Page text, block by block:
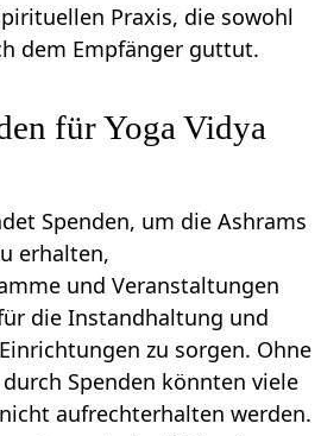
Praxis, die sowohl
dem Empfänger guttut.
für Yoga Vidya
Spenden, um die Ashrams
erhalten,
und Veranstaltungen
die Instandhaltung und
zu sorgen. Ohne
Spenden könnten viele
aufrechterhalten werden.